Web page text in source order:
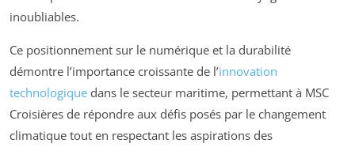
inoubliables.
Ce positionnement sur le numérique et la durabilité
démontre l’importance croissante de l’innovation
technologique dans le secteur maritime, permettant à MSC
Croisières de répondre aux défis posés par le changement
climatique tout en respectant les aspirations des